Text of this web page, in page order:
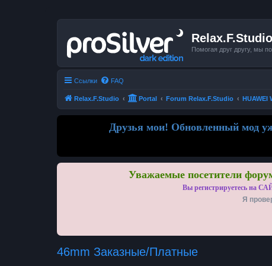
Relax.F.Studio
Помогая друг другу, мы
Ссылки FAQ
Relax.F.Studio Portal Forum Relax.F.Studio HUAWEI
Друзья мои! Обновленный мод
Уважаемые посетители
Вы регистрируетесь на
Я
46mm Заказные/Платные